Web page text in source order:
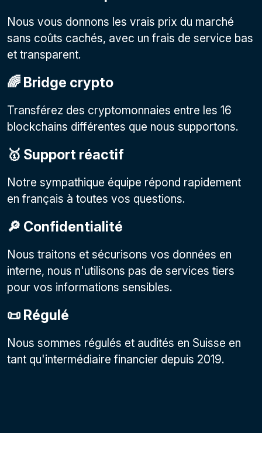
Nous vous donnons les vrais prix du marché
sans coûts cachés, avec un frais de service bas
et transparent.
🌈 Bridge crypto
Transférez des cryptomonnaies entre les 16
blockchains différentes que nous supportons.
🥇 Support réactif
Notre sympathique équipe répond rapidement
en français à toutes vos questions.
🔎 Confidentialité
Nous traitons et sécurisons vos données en
interne, nous n'utilisons pas de services tiers
pour vos informations sensibles.
📜 Régulé
Nous sommes régulés et audités en Suisse en
tant qu'intermédiaire financier depuis 2019.